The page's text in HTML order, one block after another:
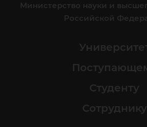
Министерство науки и
Российской
Студенту
Сотруднику